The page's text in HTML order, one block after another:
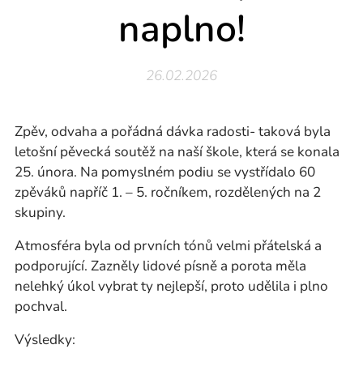
naplno!
26.02.2026
Zpěv, odvaha a pořádná dávka radosti- taková byla
letošní pěvecká soutěž na naší škole, která se konala
25. února. Na pomyslném podiu se vystřídalo 60
zpěváků napříč 1. – 5. ročníkem, rozdělených na 2
skupiny.
Atmosféra byla od prvních tónů velmi přátelská a
podporující. Zazněly lidové písně a porota měla
nelehký úkol vybrat ty nejlepší, proto udělila i plno
pochval.
Výsledky: